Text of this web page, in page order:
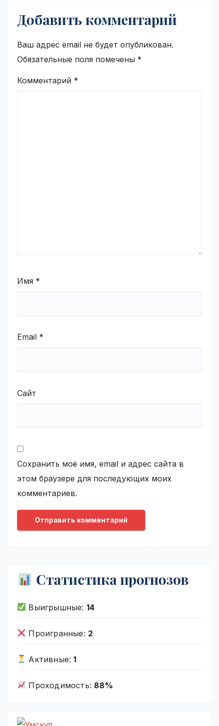
Добавить комментарий
Ваш адрес email не будет опубликован.
Обязательные поля помечены *
Комментарий *
Имя *
Email *
Сайт
Сохранить моё имя, email и адрес сайта в
этом браузере для последующих моих
комментариев.
Статистика прогнозов
Выигрышные: 14
Проигранные: 2
Активные:1
Проходимость: 88%